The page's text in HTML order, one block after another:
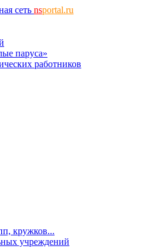
сеть nsportal.ru
паруса»
работников
кружков...
учреждений